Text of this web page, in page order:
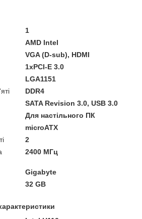
1
AMD Intel
VGA (D-sub), HDMI
1xPCI-E 3.0
LGA1151
DDR4
SATA Revision 3.0, USB 3.0
Для настільного ПК
microATX
2
2400 МГц
Gigabyte
32 GB